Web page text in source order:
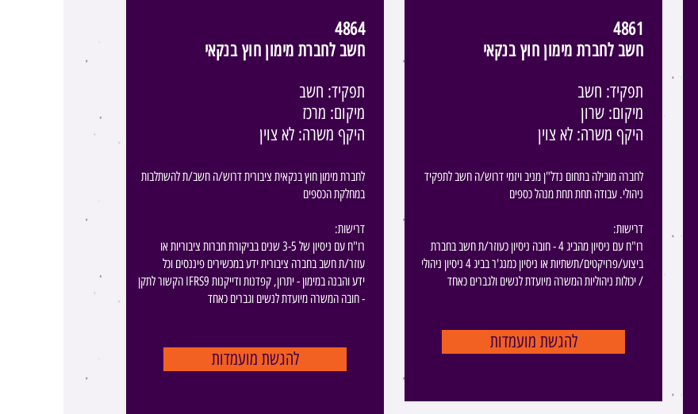
4861
חשב לחברת מימון חוץ בנקאי
תפקיד: חשב
מיקום: שרון
היקף משרה: לא צוין
לחברה מובילה בתחום נדל"ן מניב ויזמי דרוש/ה חשב לתפקיד
ניהולי. עבודה תחת תחת מנהל כספים
:דרישות
רו"ח עם ניסיון מהביג 4 - חובה ניסיון כעוזר/ת חשב בחברת
ביצוע/פרויקטים/תשתיות או ניסיון כמנג'ר בביג 4 ניסיון ניהולי
/ יכולות ניהוליות המשרה מיועדת לנשים ולגברים כאחד
להגשת מועמדות
4864
חשב לחברת מימון חוץ בנקאי
תפקיד: חשב
מיקום: מרכז
היקף משרה: לא צוין
לחברת מימון חוץ בנקאית ציבורית דרוש/ה חשב/ת להשתלבות
במחלקת הכספים
​​​ ​ :​דרישות
רו"ח עם ניסיון של 3-5 שנים בביקורת חברות ציבוריות או
עוזר/ת חשב בחברה ציבורית ידע במכשירים פיננסים וכל
הקשור לתקן IFRS9 ידע והבנה במימון - יתרון, קפדנות ודייקנות
- חובה המשרה מיועדת לנשים וגברים כאחד
להגשת מועמדות